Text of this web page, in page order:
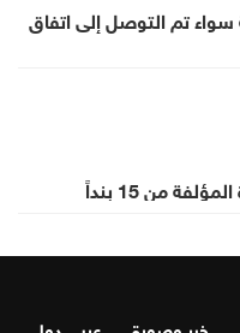
سواء تم التوصل إلى اتفاق
من 15 بنداً